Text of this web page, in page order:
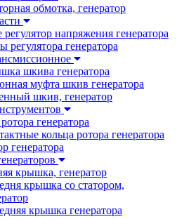
обмотка, генератор
регулятор напряжения генератора
регулятора генератора
шкива генератора
муфта шкив генератора
шкив, генератор
генератора
кольца ротора генератора
генератора
крышка, генератор
крышка со статором,
крышка генератора